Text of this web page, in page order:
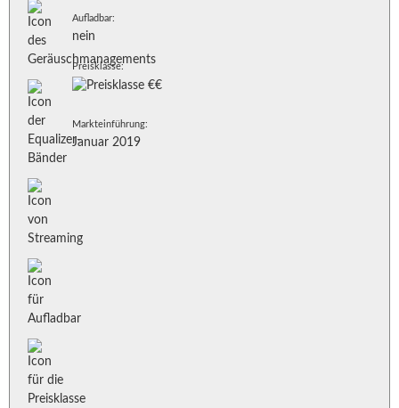
Aufladbar:
nein
Preisklasse:
Markteinführung:
Januar 2019